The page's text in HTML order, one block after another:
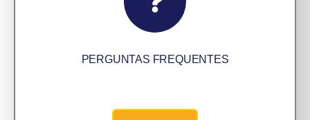
PERGUNTAS FREQUENTES